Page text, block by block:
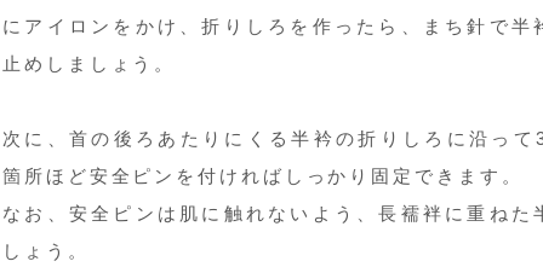
にアイロンをかけ、折りしろを作ったら、まち針で半
止めしましょう。
次に、首の後ろあたりにくる半衿の折りしろに沿っ
箇所ほど安全ピンを付ければしっかり固定できます。
なお、安全ピンは肌に触れないよう、長襦袢に重ねた
しょう。